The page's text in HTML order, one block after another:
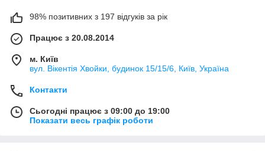
98% позитивних з 197 відгуків за рік
Працює з 20.08.2014
м. Київ
вул. Вікентія Хвойки, будинок 15/15/6, Київ, Україна
Контакти
Сьогодні працює з 09:00 до 19:00
Показати весь графік роботи